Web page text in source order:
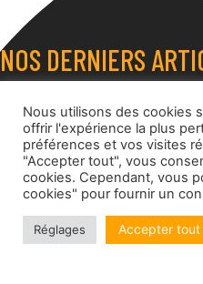
NOS DERNIERS
Nous utilisons des cookies
offrir l'expérience la plus
préférences et vos visites
"Accepter tout", vous
cookies. Cependant, vous
cookies" pour fournir un
Réglages Accepter tout